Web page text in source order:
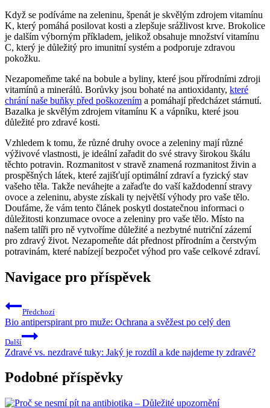
Když se podíváme na zeleninu, špenát je skvělým zdrojem vitamínu
K, který pomáhá posilovat kosti a zlepšuje srážlivost krve. Brokolice
je dalším výborným příkladem, jelikož obsahuje množství vitamínu
C, který je důležitý pro imunitní systém a podporuje zdravou
pokožku.
Nezapomeňme také na bobule a byliny, které jsou přírodními zdroji
vitamínů a minerálů. Borůvky jsou bohaté na antioxidanty, které
chrání naše buňky před poškozením a pomáhají předcházet stárnutí.
Bazalka je skvělým zdrojem vitamínu K a vápníku, které jsou
důležité pro zdravé kosti.
Vzhledem k tomu, že různé druhy ovoce a zeleniny mají různé
výživové vlastnosti, je ideální zařadit do své stravy širokou škálu
těchto potravin. Rozmanitost v stravě znamená rozmanitost živin a
prospěšných látek, které zajišťují optimální zdraví a fyzický stav
vašeho těla. Takže neváhejte a zařaďte do vaší každodenní stravy
ovoce a zeleninu, abyste získali ty největší výhody pro vaše tělo.
Doufáme, že vám tento článek poskytl dostatečnou informaci o
důležitosti konzumace ovoce a zeleniny pro vaše tělo. Místo na
našem talíři pro ně vytvoříme důležité a nezbytné nutriční zázemí
pro zdravý život. Nezapomeňte dát přednost přírodním a čerstvým
potravinám, které nabízejí bezpočet výhod pro vaše celkové zdraví.
Navigace pro příspěvek
Předchozí
Bio antiperspirant pro muže: Ochrana a svěžest po celý den
Další
Zdravé vs. nezdravé tuky: Jaký je rozdíl a kde najdeme ty zdravé?
Podobné příspěvky